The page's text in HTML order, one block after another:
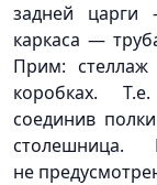
задней
каркаса —
Прим:
коробках.
соединив
не